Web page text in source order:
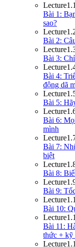
Lecture1.1
Bài 1:
sao?
Lecture
Bài 2:
Lecture
Bài 3:
Lecture
Bài 4:
động dã
Lecture
Bài 5:
Lecture
Bài 6:
mình
Lecture
Bài 7:
biệt
Lecture
Bài 8:
Lecture
Bài 9:
Lecture
Bài 10:
Lecture
Bài 11:
thức + kỹ
Lecture